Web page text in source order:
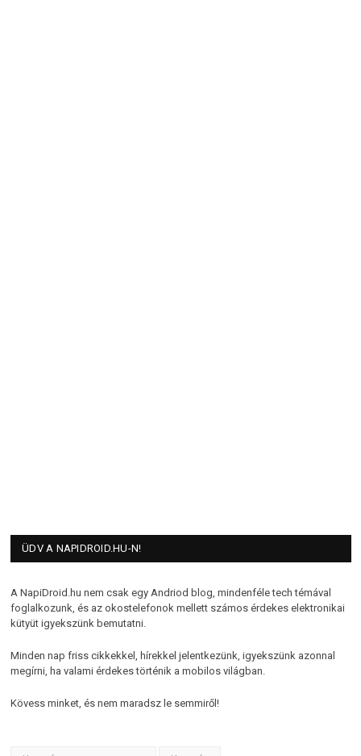
ÜDV A NAPIDROID.HU-N!
A NapiDroid.hu nem csak egy Andriod blog, mindenféle tech témával
foglalkozunk, és az okostelefonok mellett számos érdekes elektronikai
kütyüt igyekszünk bemutatni.
Minden nap friss cikkekkel, hírekkel jelentkezünk, igyekszünk azonnal
megírni, ha valami érdekes történik a mobilos világban.
Kövess minket, és nem maradsz le semmiről!